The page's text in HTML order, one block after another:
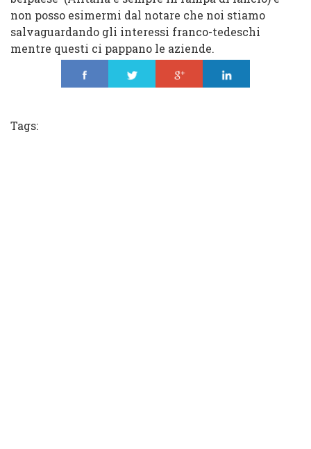
non posso esimermi dal notare che noi stiamo
salvaguardando gli interessi franco-tedeschi
mentre questi ci pappano le aziende.
Tags: